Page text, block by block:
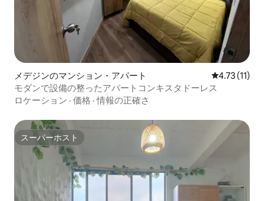
メデジンのマンション・アパート レビュー11
4.73 (11)
モダンで設備の整ったアパートコンキスタドーレス
ロケーション · 価格 ·情報の正確さ
スーパーホスト
スーパーホスト